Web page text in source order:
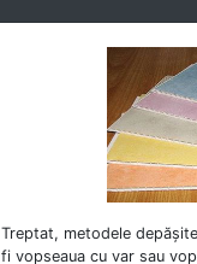
Treptat, metodele
fi vopseaua cu var sau